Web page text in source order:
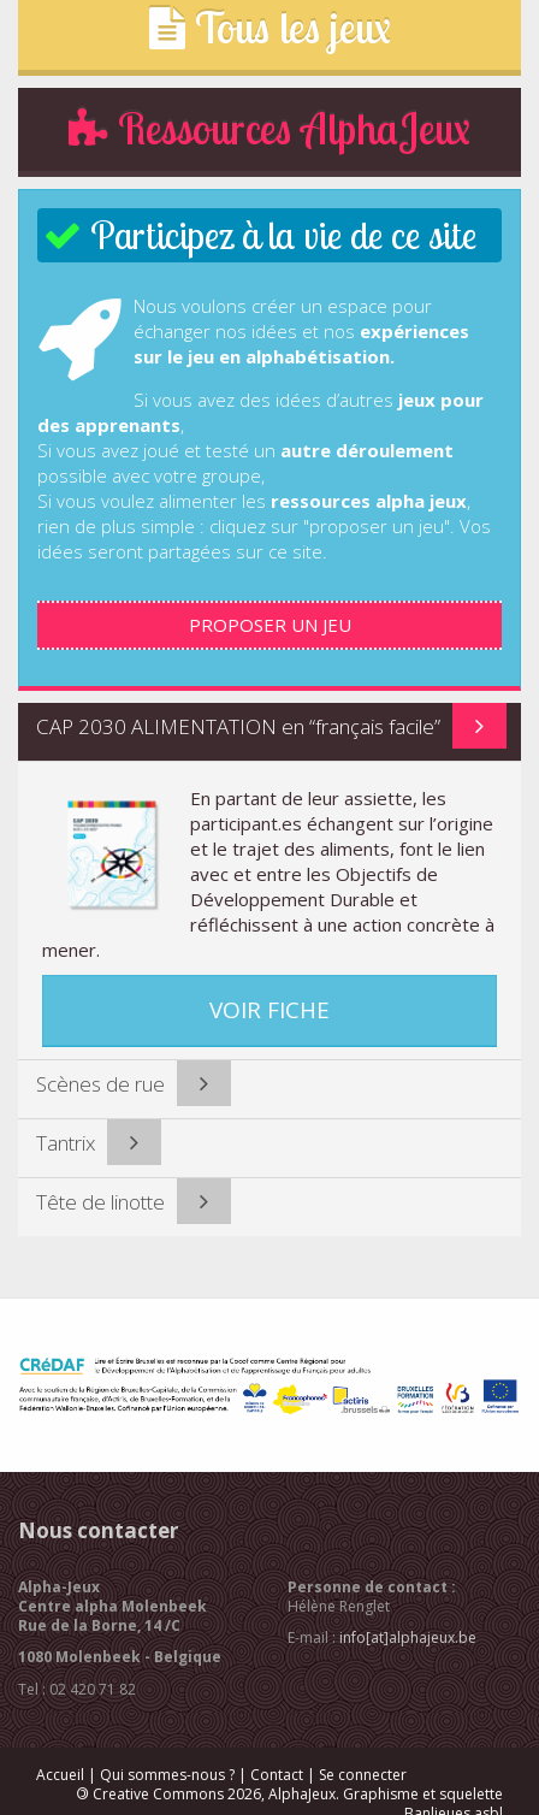
Tous les jeux
Ressources AlphaJeux
Participez à la vie de ce site
Nous voulons créer un espace pour
échanger nos idées et nos expériences
sur le jeu en alphabétisation.
Si vous avez des idées d’autres jeux pour
des apprenants,
Si vous avez joué et testé un autre déroulement
possible avec votre groupe,
Si vous voulez alimenter les ressources alpha jeux,
rien de plus simple : cliquez sur "proposer un jeu". Vos
idées seront partagées sur ce site.
PROPOSER UN JEU
CAP 2030 ALIMENTATION en “français facile”
En partant de leur assiette, les
participant.es échangent sur l’origine
et le trajet des aliments, font le lien
avec et entre les Objectifs de
Développement Durable et
réfléchissent à une action concrète à
mener.
VOIR FICHE
Scènes de rue
Tantrix
Tête de linotte
Nous contacter
Alpha-Jeux
Centre alpha Molenbeek
Rue de la Borne, 14 /C
1080 Molenbeek - Belgique
Tel : 02 420 71 82
Personne de contact :
Hélène Renglet
E-mail : info[at]alphajeux.be
Accueil Qui sommes-nous ? Contact
Se connecter
© Creative Commons 2026, AlphaJeux. Graphisme et squelette